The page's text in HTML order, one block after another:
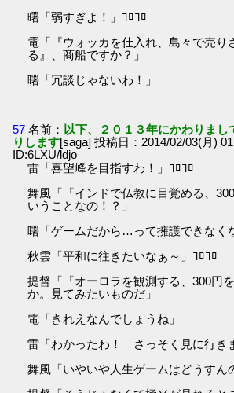
曙「弱すぎよ！」ｺﾛｺﾛ
電「『ウォッカを仕入れ、島々で売り
る』、商船ですか？」
曙「冗談じゃないわ！」
57 名前： 以下、２０１３年にかわりまし
りします[saga] 投稿日：2014/02/03(月)
ID:6LXU/ldjo
雷「喜望峰を目指すわ！」ｺﾛｺﾛ
舞風「『インドで仏教に目覚める、
いうことなの！？」
曙「ゲームだから…って擁護できなく
秋雲「平和に往きたいなぁ～」ｺﾛｺﾛ
提督「『オーロラを観測する、300円
か。見てみたいものだ」
電「きれえなんでしょうね」
雷「わかったわ！ さっそく見に行き
舞風「いやいや人生ゲームはどうすん